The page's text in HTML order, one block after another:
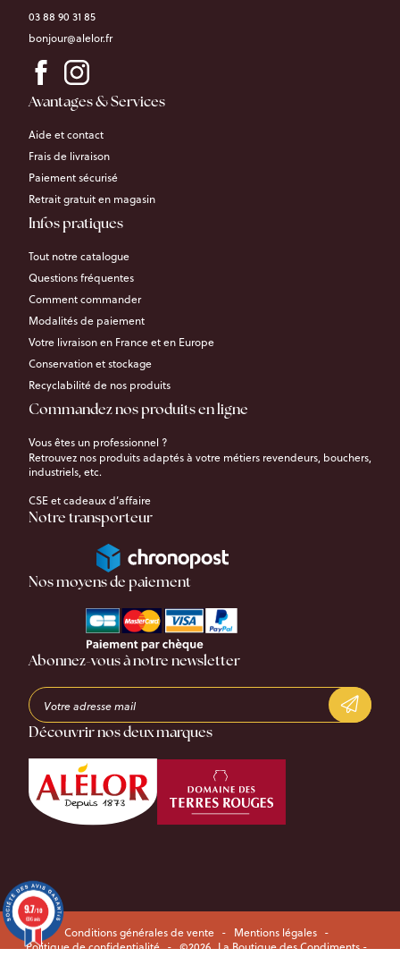
03 88 90 31 85
bonjour@alelor.fr
Avantages & Services
Aide et contact
Frais de livraison
Paiement sécurisé
Retrait gratuit en magasin
Infos pratiques
Tout notre catalogue
Questions fréquentes
Comment commander
Modalités de paiement
Votre livraison en France et en Europe
Conservation et stockage
Recyclabilité de nos produits
Commandez nos produits en ligne
Vous êtes un professionnel ?
Retrouvez nos produits adaptés à votre métiers revendeurs, bouchers,
industriels, etc.
CSE et cadeaux d’affaire
Notre transporteur
Nos moyens de paiement
Abonnez-vous à notre newsletter
Découvrir nos deux marques
Conditions générales de vente - Mentions légales -
Politique de confidentialité - ©2026 La Boutique des Condiments -
9.7/10
696 avis